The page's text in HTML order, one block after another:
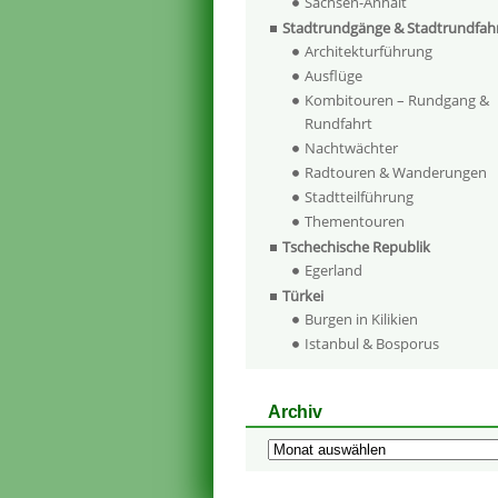
Stadtrundgänge &
Architekturführung
Ausflüge
Kombitouren – Rundgang &
Rundfahrt
Nachtwächter
Radtouren & Wanderungen
Stadtteilführung
Thementouren
Tschechische Republik
Egerland
Türkei
Burgen in Kilikien
Istanbul & Bosporus
Archiv
Archiv